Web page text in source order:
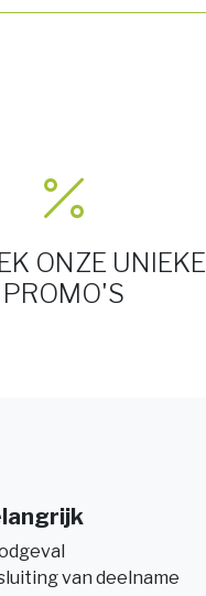
ONZE UNIEKE
PROMO'S
van deelname